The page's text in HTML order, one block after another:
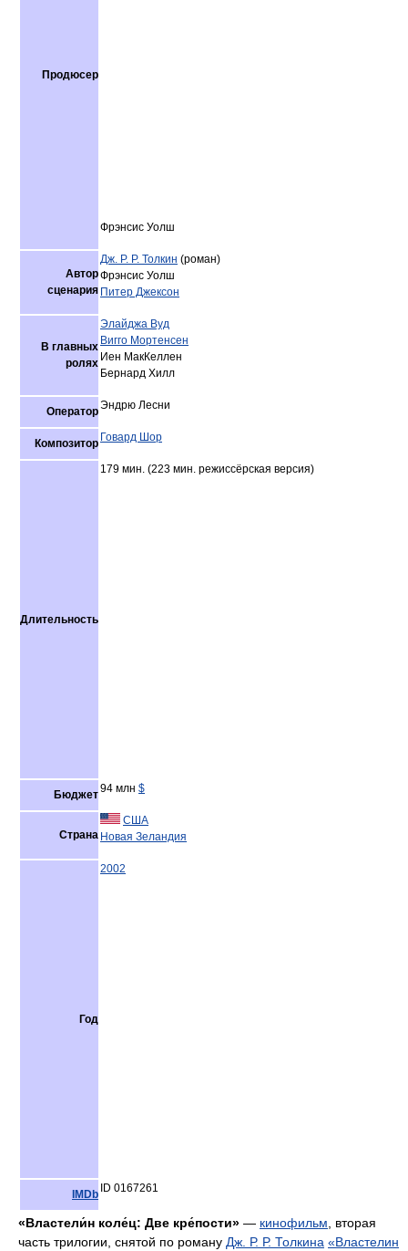
Продюсер
Фрэнсис Уолш
Автор
сценария
Дж. Р. Р. Толкин (роман)
Фрэнсис Уолш
Питер Джексон
В главных
ролях
Элайджа Вуд
Вигго Мортенсен
Иен МакКеллен
Бернард Хилл
ОператорЭндрю Лесни
Композитор Говард Шор
Длительность
179 мин. (223 мин. режиссёрская версия)
Бюджет94 млн $
Страна
США
Новая Зеландия
Год
2002
IMDb ID 0167261
«Властели́н коле́ц: Две кре́пости» — кинофильм , вторая
часть трилогии, снятой по роману Дж. Р. Р. Толкина «Властелин